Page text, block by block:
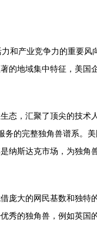
和产业竞争力的重要风
的地域集中特征，美国
态，汇聚了顶尖的技术
务的完整独角兽谱系。
纳斯达克市场，为独角
庞大的网民基数和独特
秀的独角兽，例如英国